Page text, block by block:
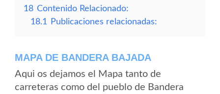
18 Contenido Relacionado:
18.1
Publicaciones relacionadas:
MAPA DE BANDERA BAJADA
Aqui os dejamos el Mapa tanto de
carreteras como del pueblo de Bandera